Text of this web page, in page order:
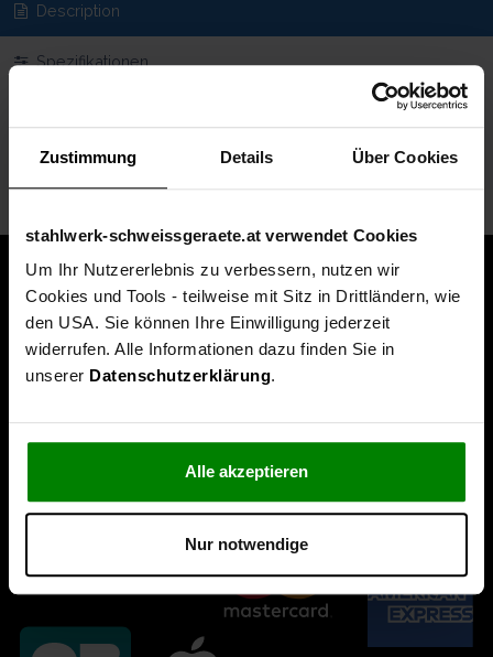
Zustimmung Details Über Cookies
stahlwerk-schweissgeraete.at verwendet Cookies
Um Ihr Nutzererlebnis zu verbessern, nutzen wir
Cookies und Tools - teilweise mit Sitz in Drittländern, wie
den USA. Sie können Ihre Einwilligung jederzeit
widerrufen. Alle Informationen dazu finden Sie in
unserer Datenschutzerklärung.
Alle akzeptieren
Nur notwendige
Description
Spezifikationen
Lieferumfang